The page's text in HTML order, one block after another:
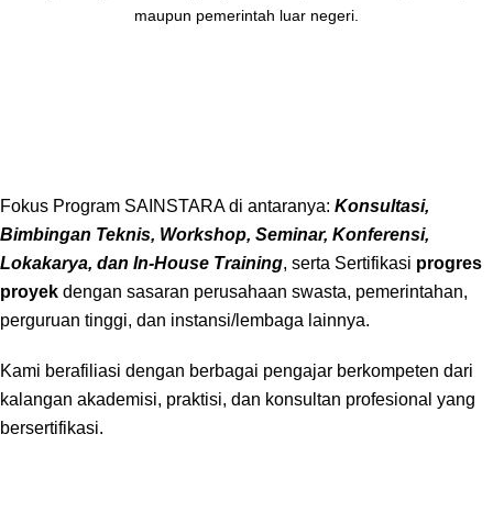
maupun pemerintah luar negeri.
Fokus Program SAINSTARA di antaranya: Konsultasi,
Bimbingan Teknis, Workshop, Seminar, Konferensi,
Lokakarya, dan In-House Training, serta Sertifikasi progres
proyek dengan sasaran perusahaan swasta, pemerintahan,
perguruan tinggi, dan instansi/lembaga lainnya.
Kami berafiliasi dengan berbagai pengajar berkompeten dari
kalangan akademisi, praktisi, dan konsultan profesional yang
bersertifikasi.